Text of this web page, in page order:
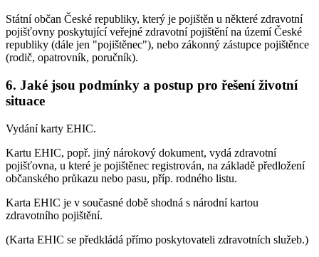
Státní občan České republiky, který je pojištěn u některé zdravotní
pojišťovny poskytující veřejné zdravotní pojištění na území České
republiky (dále jen "pojištěnec"), nebo zákonný zástupce pojištěnce
(rodič, opatrovník, poručník).
6. Jaké jsou podmínky a postup pro řešení životní
situace
Vydání karty EHIC.
Kartu EHIC, popř. jiný nárokový dokument, vydá zdravotní
pojišťovna, u které je pojištěnec registrován, na základě předložení
občanského průkazu nebo pasu, příp. rodného listu.
Karta EHIC je v současné době shodná s národní kartou
zdravotního pojištění.
(Karta EHIC se předkládá přímo poskytovateli zdravotních služeb.)